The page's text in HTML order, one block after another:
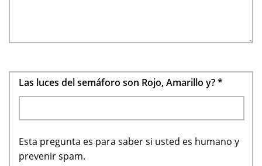
Las luces del semáforo son Rojo, Amarillo y?*
Esta pregunta es para saber si usted es humano y
prevenir spam.